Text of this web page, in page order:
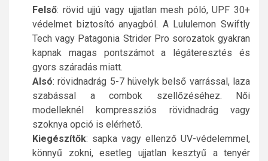
Felső: rövid ujjú vagy ujjatlan mesh póló, UPF 30+
védelmet biztosító anyagból. A Lululemon Swiftly
Tech vagy Patagonia Strider Pro sorozatok gyakran
kapnak magas pontszámot a légáteresztés és
gyors száradás miatt.
Alsó: rövidnadrág 5-7 hüvelyk belső varrással, laza
szabással a combok szellőzéséhez. Női
modelleknél kompressziós rövidnadrág vagy
szoknya opció is elérhető.
Kiegészítők: sapka vagy ellenző UV-védelemmel,
könnyű zokni, esetleg ujjatlan kesztyű a tenyér